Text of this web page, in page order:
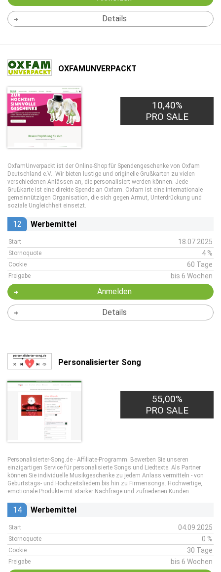
Details
OXFAMUNVERPACKT
10,40%
PRO SALE
OxfamUnverpackt ist der Online-Shop für Spendengeschenke von Oxfam
Deutschland e.V.. Wir bieten lustige und originelle Grußkarten zu vielen
verschiedenen Anlässen an, die personalisiert werden können. Jede
Grußkarte ist eine direkte Spende an Oxfam. Oxfam ist eine internationale
gemeinnützigen Organisation, die sich gegen Armut, Unterdrückung und
soziale Ungleichheit einsetzt.
12 Werbemittel
Start 18.07.2025
Stornoquote 4 %
Cookie 60 Tage
Freigabe bis 6 Wochen
Anmelden
Details
Personalisierter Song
55,00%
PRO SALE
Personalisierter-Song.de - Affiliate-Programm. Bewerben Sie unseren
einzigartigen Service für personalisierte Songs und Liedtexte. Als Partner
können Sie individuelle Musikgeschenke zu jedem Anlass vermitteln - von
Geburtstags- und Hochzeitsliedern bis hin zu Firmensongs. Hochwertige,
emotionale Produkte mit starker Nachfrage und zufriedenen Kunden.
14 Werbemittel
Start 04.09.2025
Stornoquote 0 %
Cookie 30 Tage
Freigabe bis 6 Wochen